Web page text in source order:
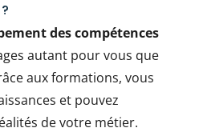
des compétences
autant pour vous que
aux formations, vous
et pouvez
de votre métier.